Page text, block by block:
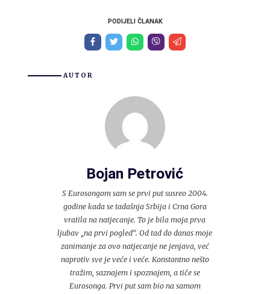
PODIJELI ČLANAK
AUTOR
Bojan Petrović
S Eurosongom sam se prvi put susreo 2004.
godine kada se tadašnja Srbija i Crna Gora
vratila na natjecanje. To je bila moja prva
ljubav „na prvi pogled“. Od tad do danas moje
zanimanje za ovo natjecanje ne jenjava, već
naprotiv sve je veće i veće. Konstantno nešto
tražim, saznajem i spoznajem, a tiče se
Eurosonga. Prvi put sam bio na samom